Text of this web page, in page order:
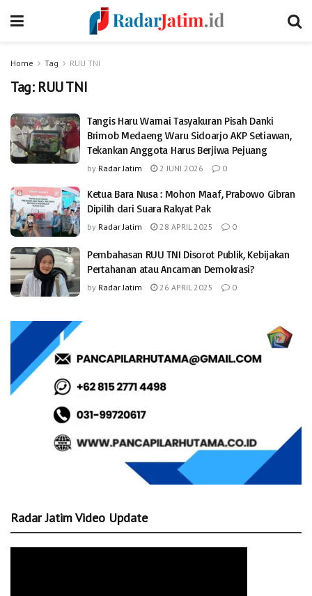
Home Tag RUU TNI
Tag: RUU TNI
Tangis Haru Warnai Tasyakuran Pisah Danki
Brimob Medaeng Waru Sidoarjo AKP Setiawan,
Tekankan Anggota Harus Berjiwa Pejuang
by Radar Jatim 2 JUNI 2026 0
Ketua Bara Nusa : Mohon Maaf, Prabowo Gibran
Dipilih dari Suara Rakyat Pak
by Radar Jatim 28 APRIL 2025 0
Pembahasan RUU TNI Disorot Publik, Kebijakan
Pertahanan atau Ancaman Demokrasi?
by Radar Jatim 26 APRIL 2025 0
Radar Jatim Video Update